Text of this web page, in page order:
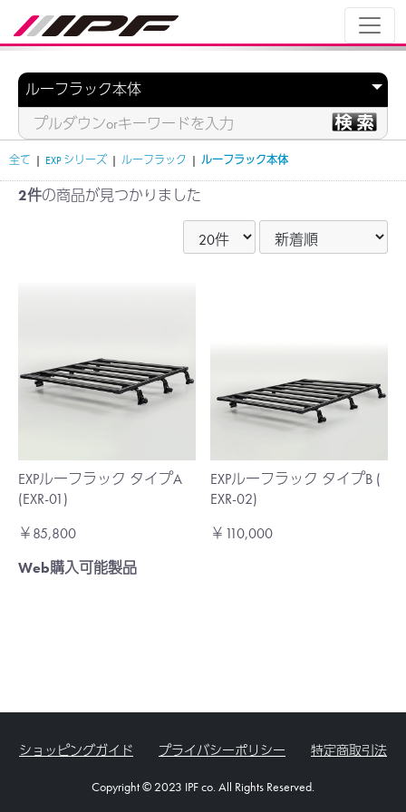
全て | EXP シリーズ | ルーフラック | ルーフラック本体
2件の商品が見つかりました
EXPルーフラック タイプA
(EXR-01)
￥85,800
Web購入可能製品
EXPルーフラック タイプB (
EXR-02)
￥110,000
ショッピングガイド プライバシーポリシー 特定商取引法
Copyright © 2023 IPF co. All Rights Reserved.